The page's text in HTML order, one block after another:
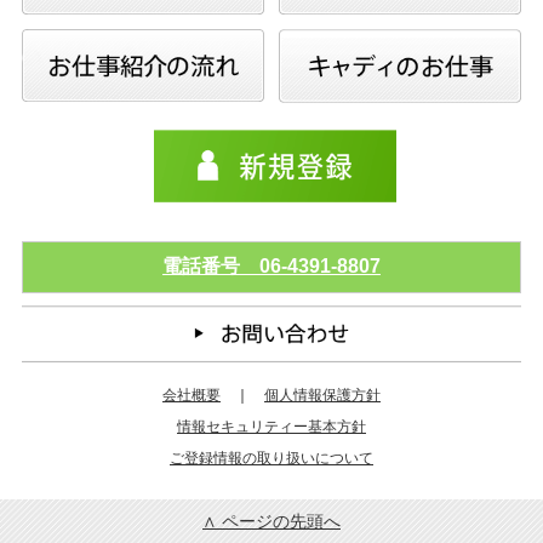
電話番号 06-4391-8807
会社概要
個人情報保護方針
情報セキュリティー基本方針
ご登録情報の取り扱いについて
∧ ページの先頭へ